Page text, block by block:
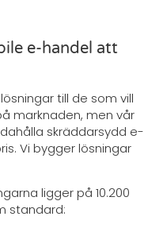
e-handel att
till de som vill
marknaden, men vår
skräddarsydd e-
Vi bygger lösningar
ligger på 10.200
standard: